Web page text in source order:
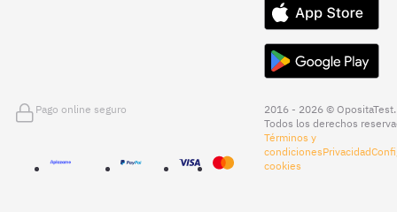
Pago online seguro
2016 - 2026 © OpositaTest.
Todos los derechos
Términos y
condicionesPrivacidad
cookies